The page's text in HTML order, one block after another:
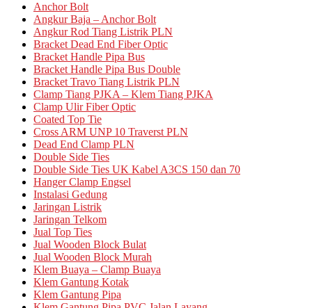
Anchor Bolt
Angkur Baja – Anchor Bolt
Angkur Rod Tiang Listrik PLN
Bracket Dead End Fiber Optic
Bracket Handle Pipa Bus
Bracket Handle Pipa Bus Double
Bracket Travo Tiang Listrik PLN
Clamp Tiang PJKA – Klem Tiang PJKA
Clamp Ulir Fiber Optic
Coated Top Tie
Cross ARM UNP 10 Traverst PLN
Dead End Clamp PLN
Double Side Ties
Double Side Ties UK Kabel A3CS 150 dan 70
Hanger Clamp Engsel
Instalasi Gedung
Jaringan Listrik
Jaringan Telkom
Jual Top Ties
Jual Wooden Block Bulat
Jual Wooden Block Murah
Klem Buaya – Clamp Buaya
Klem Gantung Kotak
Klem Gantung Pipa